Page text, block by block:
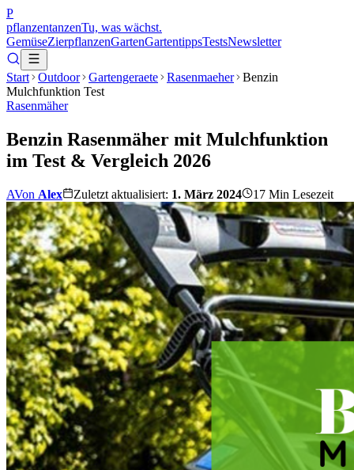
P
pflanzentanzenTu, was wächst.
GemüseZierpflanzenGartenGartentippsTestsNewsletter
Start Outdoor Gartengeraete Rasenmaeher
Benzin
Mulchfunktion Test
Rasenmäher
Benzin Rasenmäher mit Mulchfunktion
im Test & Vergleich 2026
AVon Alex Zuletzt aktualisiert: 1. März 2024 17 Min Lesezeit